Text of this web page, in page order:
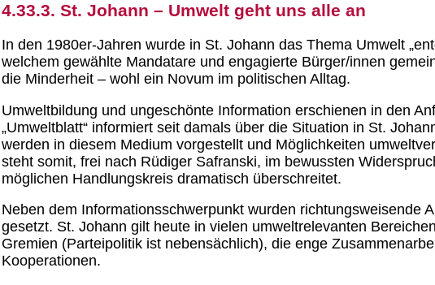
4.33.3. St. Johann – Umwelt geht uns alle an
In den 1980er-Jahren wurde in St. Johann das Thema Umwelt
welchem gewählte Mandatare und engagierte Bürger/innen
die Minderheit – wohl ein Novum im politischen Alltag.
Umweltbildung und ungeschönte Information erschienen in den
„Umweltblatt“ informiert seit damals über die Situation in St.
werden in diesem Medium vorgestellt und Möglichkeiten
steht somit, frei nach Rüdiger Safranski, im bewussten
möglichen Handlungskreis dramatisch überschreitet.
Neben dem Informationsschwerpunkt wurden richtungsweisende
gesetzt. St. Johann gilt heute in vielen umweltrelevanten
Gremien (Parteipolitik ist nebensächlich), die enge
Kooperationen.